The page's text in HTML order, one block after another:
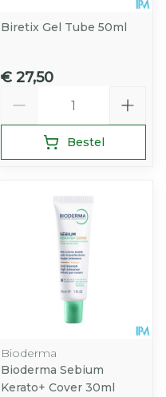
Biretix Gel Tube 50ml
€ 27,50
Bestel
Bioderma
Bioderma Sebium
Kerato+ Cover 30ml